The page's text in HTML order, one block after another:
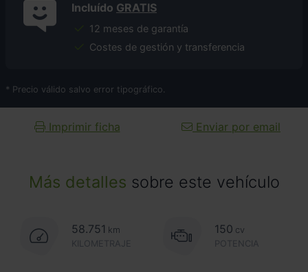
Más detalles sobre este vehículo
58.751 km
KILOMETRAJE
150 cv
POTENCIA
Incluído GRATIS
12 meses de garantía
Costes de gestión y transferencia
* Precio válido salvo error tipográfico.
Imprimir ficha Enviar por email